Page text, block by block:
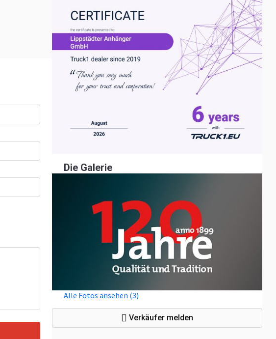
Die Galerie
Alle Fotos ansehen (3)
Verkäufer melden